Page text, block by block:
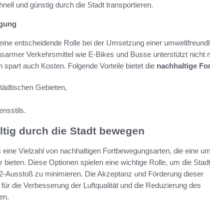
und günstig durch die Stadt transportieren.
entscheidende Rolle bei der Umsetzung einer
Verkehrsmittel wie E-Bikes und Busse unterstützt nicht
auch Kosten. Folgende Vorteile bietet die nachhaltige
Gebieten,
durch die Stadt bewegen
Vielzahl von nachhaltigen Fortbewegungsarten, die eine
Diese Optionen spielen eine wichtige Rolle, um die
Ausstoß zu minimieren. Die Akzeptanz und Förderung dieser
die Verbesserung der Luftqualität und die Reduzierung des